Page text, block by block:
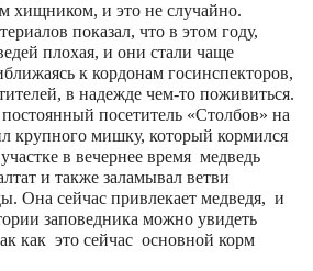
хищником, и это не случайно.
показал, что в этом году,
плохая, и они стали чаще
к кордонам госинспекторов,
в надежде чем-то поживиться.
посетитель «Столбов» на
крупного мишку, который кормился
в вечернее время медведь
и также заламывал ветви
Она сейчас привлекает медведя, и
заповедника можно увидеть
как это сейчас основной корм